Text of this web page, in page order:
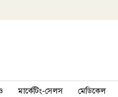
মার্কেটিং-সেলস মেডিকেল